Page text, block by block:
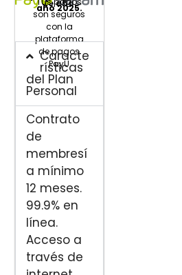
de año.
año 2025.
son seguros
con la
plataforma
de pagos
PayU
Caracte
rísticas
del Plan
Personal
Contrato
de
membresí
a mínimo
12 meses.
99.9% en
línea.
Acceso a
través de